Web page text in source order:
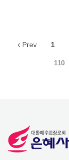
Prev 1
110